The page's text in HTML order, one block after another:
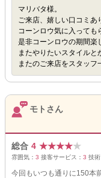
マリバタ様。
ご来店、嬉しい口コミあ
コーンロウ気に入っても
是非コーンロウの期間楽
またやりたいスタイルと
またのご来店をスタッ
モトさん
総合 4 ★★★★★
雰囲気： 3 接客サービス： 3 技術
今回もいつも通りに150本